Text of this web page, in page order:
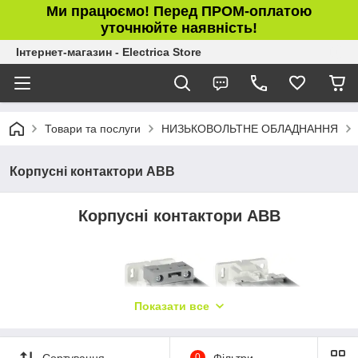
Ми працюємо! Перед ПРОМ-оплатою
уточнюйте наявність!
Інтернет-магазин - Electrica Store
Товари та послуги НИЗЬКОВОЛЬТНЕ ОБЛАДНАННЯ
Корпусні контактори ABB
Корпусні контактори ABB
Показати все